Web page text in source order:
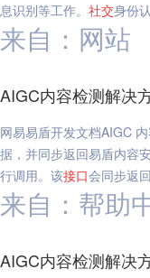
息识别等工作。 社交身份
来自：网站
AIGC内容检测解决
网易易盾开发文档AIGC
据，并同步返回易盾内容
行调用。该接口会同步返
来自：帮助
AIGC内容检测解决